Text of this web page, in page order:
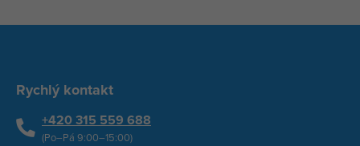
Rychlý kontakt
+420 315 559 688
(Po–Pá 9:00–15:00)